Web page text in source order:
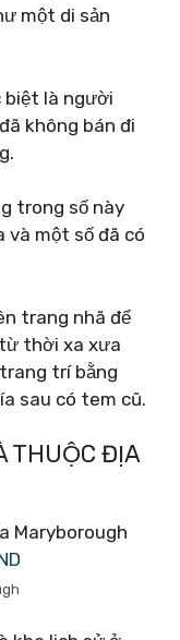
một di sản
biệt là người
không bán đi
trong số này
và một số đã có
trang nhã để
thời xa xưa
trí bằng
sau có tem cũ.
THUỘC ĐỊA